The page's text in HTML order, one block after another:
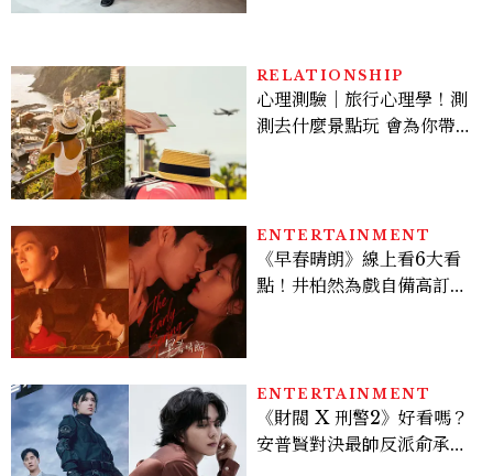
RELATIONSHIP
心理測驗｜旅行心理學！測
測去什麼景點玩 會為你帶來
ENTERTAINMENT
《早春晴朗》線上看6大看
點！井柏然為戲自備高訂，
ENTERTAINMENT
《財閥 X 刑警2》好看嗎？
安普賢對決最帥反派俞承